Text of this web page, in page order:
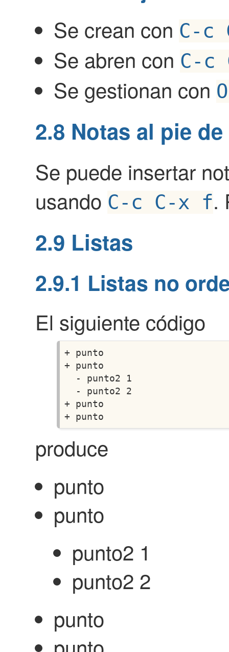
Se crean con C-c
Se abren con C-c
Se gestionan con
2.8 Notas al pie
Se puede insertar
usando C-c C-x f.
2.9 Listas
2.9.1 Listas no
El siguiente código
+ punto
+ punto
  - punto2 1
  - punto2 2
+ punto
produce
punto
punto
punto2 1
punto2 2
punto